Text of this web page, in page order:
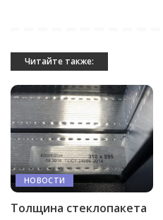
Читайте также:
НОВОСТИ
Толщина стеклопакета